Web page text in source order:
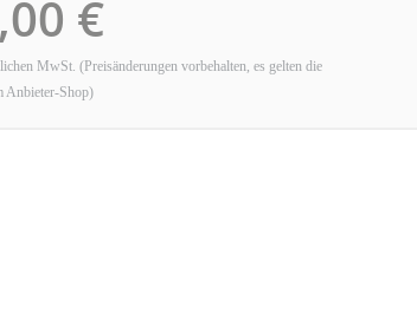
€
MwSt. (Preisänderungen vorbehalten, es gelten die
Anbieter-Shop)